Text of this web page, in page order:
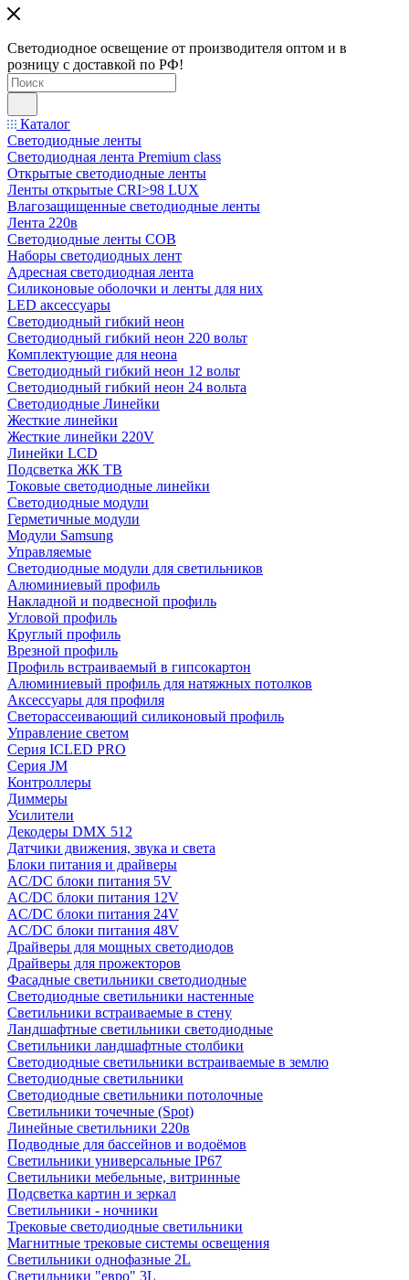
Светодиодное освещение от производителя оптом и в
розницу с доставкой по РФ!
Каталог
Светодиодные ленты
Светодиодная лента Premium class
Открытые светодиодные ленты
Ленты открытые CRI>98 LUX
Влагозащищенные светодиодные ленты
Лента 220в
Светодиодные ленты COB
Наборы светодиодных лент
Адресная светодиодная лента
Силиконовые оболочки и ленты для них
LED аксессуары
Светодиодный гибкий неон
Светодиодный гибкий неон 220 вольт
Комплектующие для неона
Светодиодный гибкий неон 12 вольт
Светодиодный гибкий неон 24 вольта
Светодиодные Линейки
Жесткие линейки
Жесткие линейки 220V
Линейки LCD
Подсветка ЖК ТВ
Токовые светодиодные линейки
Светодиодные модули
Герметичные модули
Модули Samsung
Управляемые
Светодиодные модули для светильников
Алюминиевый профиль
Накладной и подвесной профиль
Угловой профиль
Круглый профиль
Врезной профиль
Профиль встраиваемый в гипсокартон
Алюминиевый профиль для натяжных потолков
Аксессуары для профиля
Светорассеивающий силиконовый профиль
Управление светом
Серия ICLED PRO
Серия JM
Контроллеры
Диммеры
Усилители
Декодеры DMX 512
Датчики движения, звука и света
Блоки питания и драйверы
AC/DC блоки питания 5V
AC/DC блоки питания 12V
AC/DC блоки питания 24V
AC/DC блоки питания 48V
Драйверы для мощных светодиодов
Драйверы для прожекторов
Фасадные светильники светодиодные
Светодиодные светильники настенные
Светильники встраиваемые в стену
Ландшафтные светильники светодиодные
Светильники ландшафтные столбики
Светодиодные светильники встраиваемые в землю
Светодиодные светильники
Светодиодные светильники потолочные
Светильники точечные (Spot)
Линейные светильники 220в
Подводные для бассейнов и водоёмов
Светильники универсальные IP67
Светильники мебельные, витринные
Подсветка картин и зеркал
Светильники - ночники
Трековые светодиодные светильники
Магнитные трековые системы освещения
Светильники однофазные 2L
Светильники "евро" 3L